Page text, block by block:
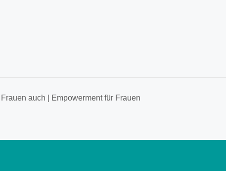
auch | Empowerment für Frauen